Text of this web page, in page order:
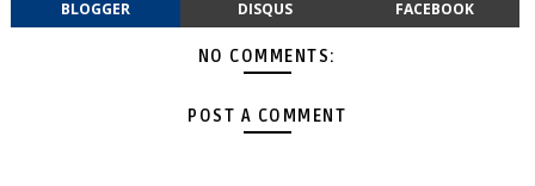
BLOGGER DISQUS FACEBOOK
NO COMMENTS:
POST A COMMENT